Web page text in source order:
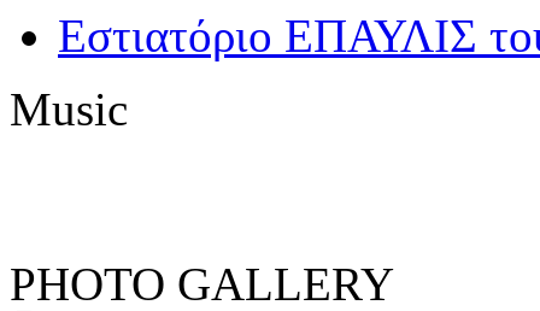
Εστιατόριο
Music
PHOTO GALLERY